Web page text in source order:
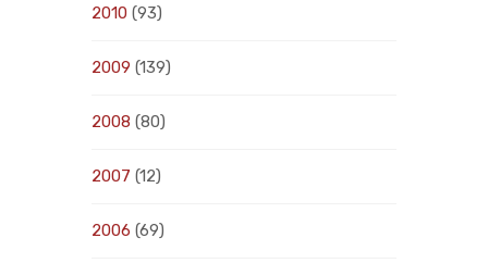
2010 (93)
2009 (139)
2008 (80)
2007 (12)
2006 (69)